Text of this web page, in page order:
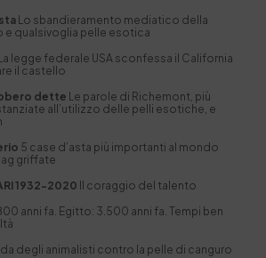
Lo sbandieramento mediatico della
e qualsivoglia pelle esotica
La legge federale USA sconfessa il California
il castello
dette Le parole di Richemont, più
all’utilizzo delle pelli esotiche, e
5 case d’asta più importanti al mondo
griffate
1932-2020 Il coraggio del talento
anni fa. Egitto: 3.500 anni fa. Tempi ben
degli animalisti contro la pelle di canguro